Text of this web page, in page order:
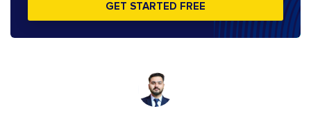
GET STARTED FREE